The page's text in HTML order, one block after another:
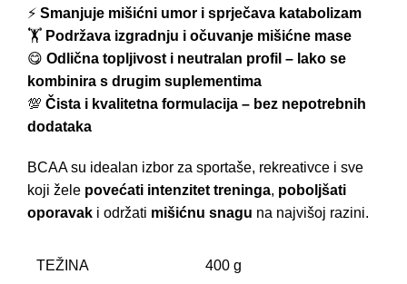
⚡ Smanjuje mišićni umor i sprječava katabolizam
🏋️ Podržava izgradnju i očuvanje mišićne mase
😋 Odlična topljivost i neutralan profil – lako se
kombinira s drugim suplementima
💯 Čista i kvalitetna formulacija – bez nepotrebnih
dodataka
BCAA su idealan izbor za sportaše, rekreativce i sve
koji žele povećati intenzitet treninga, poboljšati
oporavak i održati mišićnu snagu na najvišoj razini.
TEŽINA 400 g